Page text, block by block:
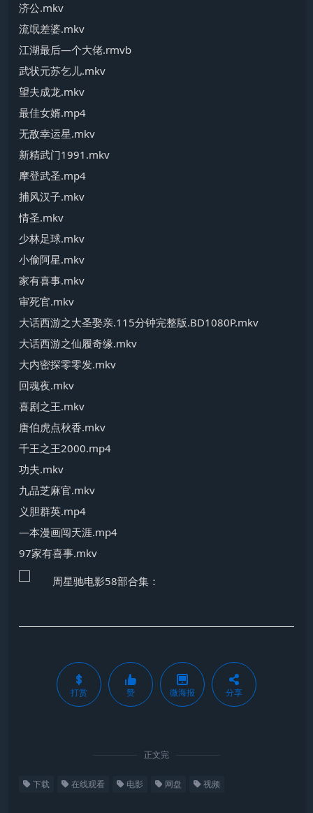
济公.mkv
流氓差婆.mkv
江湖最后—个大佬.rmvb
武状元苏乞儿.mkv
望夫成龙.mkv
最佳女婿.mp4
无敌幸运星.mkv
新精武门1991.mkv
摩登武圣.mp4
捕风汉子.mkv
情圣.mkv
少林足球.mkv
小偷阿星.mkv
家有喜事.mkv
审死官.mkv
大话西游之大圣娶亲.115分钟完整版.BD1080P.mkv
大话西游之仙履奇缘.mkv
大内密探零零发.mkv
回魂夜.mkv
喜剧之王.mkv
唐伯虎点秋香.mkv
千王之王2000.mp4
功夫.mkv
九品芝麻官.mkv
义胆群英.mp4
—本漫画闯天涯.mp4
97家有喜事.mkv
打赏 赞 微海报 分享
正文完
下载 在线观看 电影 网盘 视频